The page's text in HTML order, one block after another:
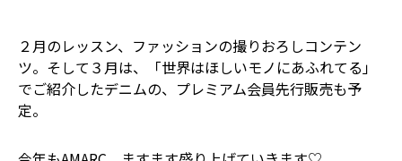
２月のレッスン、ファッションの撮りおろしコンテン
ツ。そして３月は、「世界はほしいモノにあふれてる」
でご紹介したデニムの、プレミアム会員先行販売も予
定。